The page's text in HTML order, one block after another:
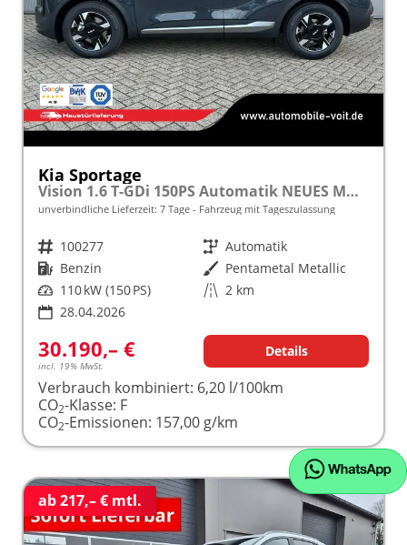
Kia Sportage
Vision 1.6 T-GDi 150PS Automatik NEUES MODELL MY26 FACELIFT Sitzheizung Lenkradheizung Klimaautomatik Navi Bluetooth Touchscreen Apple CarPlay Android Auto PDC v+h 17"LM Rückf.Kamera ACC 2x Keyless
unverbindliche Lieferzeit: 7 Tage Fahrzeug mit Tageszulassung
Fahrzeugnr. 100277 Getriebe Automatik
Kraftstoff Benzin Außenfarbe Pentametal Metallic
Leistung 110 kW (150 PS) Kilometerstand 2 km
28.04.2026
30.190,– €
incl. 19% MwSt.
Details
Verbrauch kombiniert: 6,20 l/100km
CO2-Klasse: F
CO2-Emissionen: 157,00 g/km
ab 217,– € mtl.